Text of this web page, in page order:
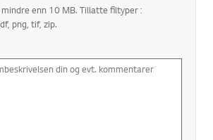
enn 10 MB. Tillatte filtyper :
png, tif, zip.